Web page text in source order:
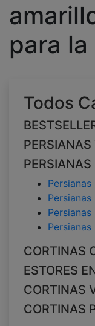
para
Todos
CORTINAS
ESTORES
CORTINAS
CORTINAS